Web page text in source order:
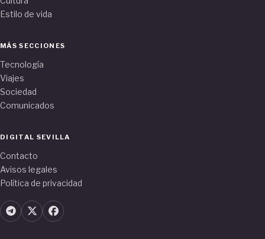
Estilo de vida
MÁS SECCIONES
Tecnología
Viajes
Sociedad
Comunicados
DIGITAL SEVILLA
Contacto
Avisos legales
Política de privacidad